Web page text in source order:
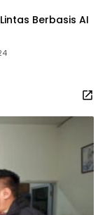
Berbasis AI